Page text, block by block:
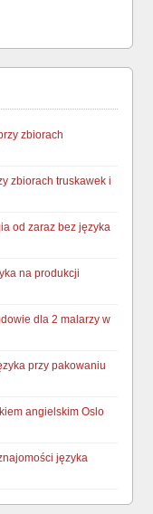
zbiorach
zbiorach truskawek i
od zaraz bez języka
na produkcji
dla 2 malarzy w
przy pakowaniu
angielskim Oslo
języka